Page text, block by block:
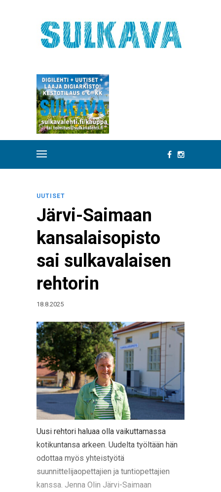
UUTISET
Järvi-Saimaan
kansalaisopisto
sai sulkavalaisen
rehtorin
18.8.2025
Uusi rehtori haluaa olla vaikuttamassa
kotikuntansa arkeen. Uudelta työltään hän
odottaa myös yhteistyötä
suunnittelijaopettajien ja tuntiopettajien
kanssa. Jenna Olin Järvi-Saimaan